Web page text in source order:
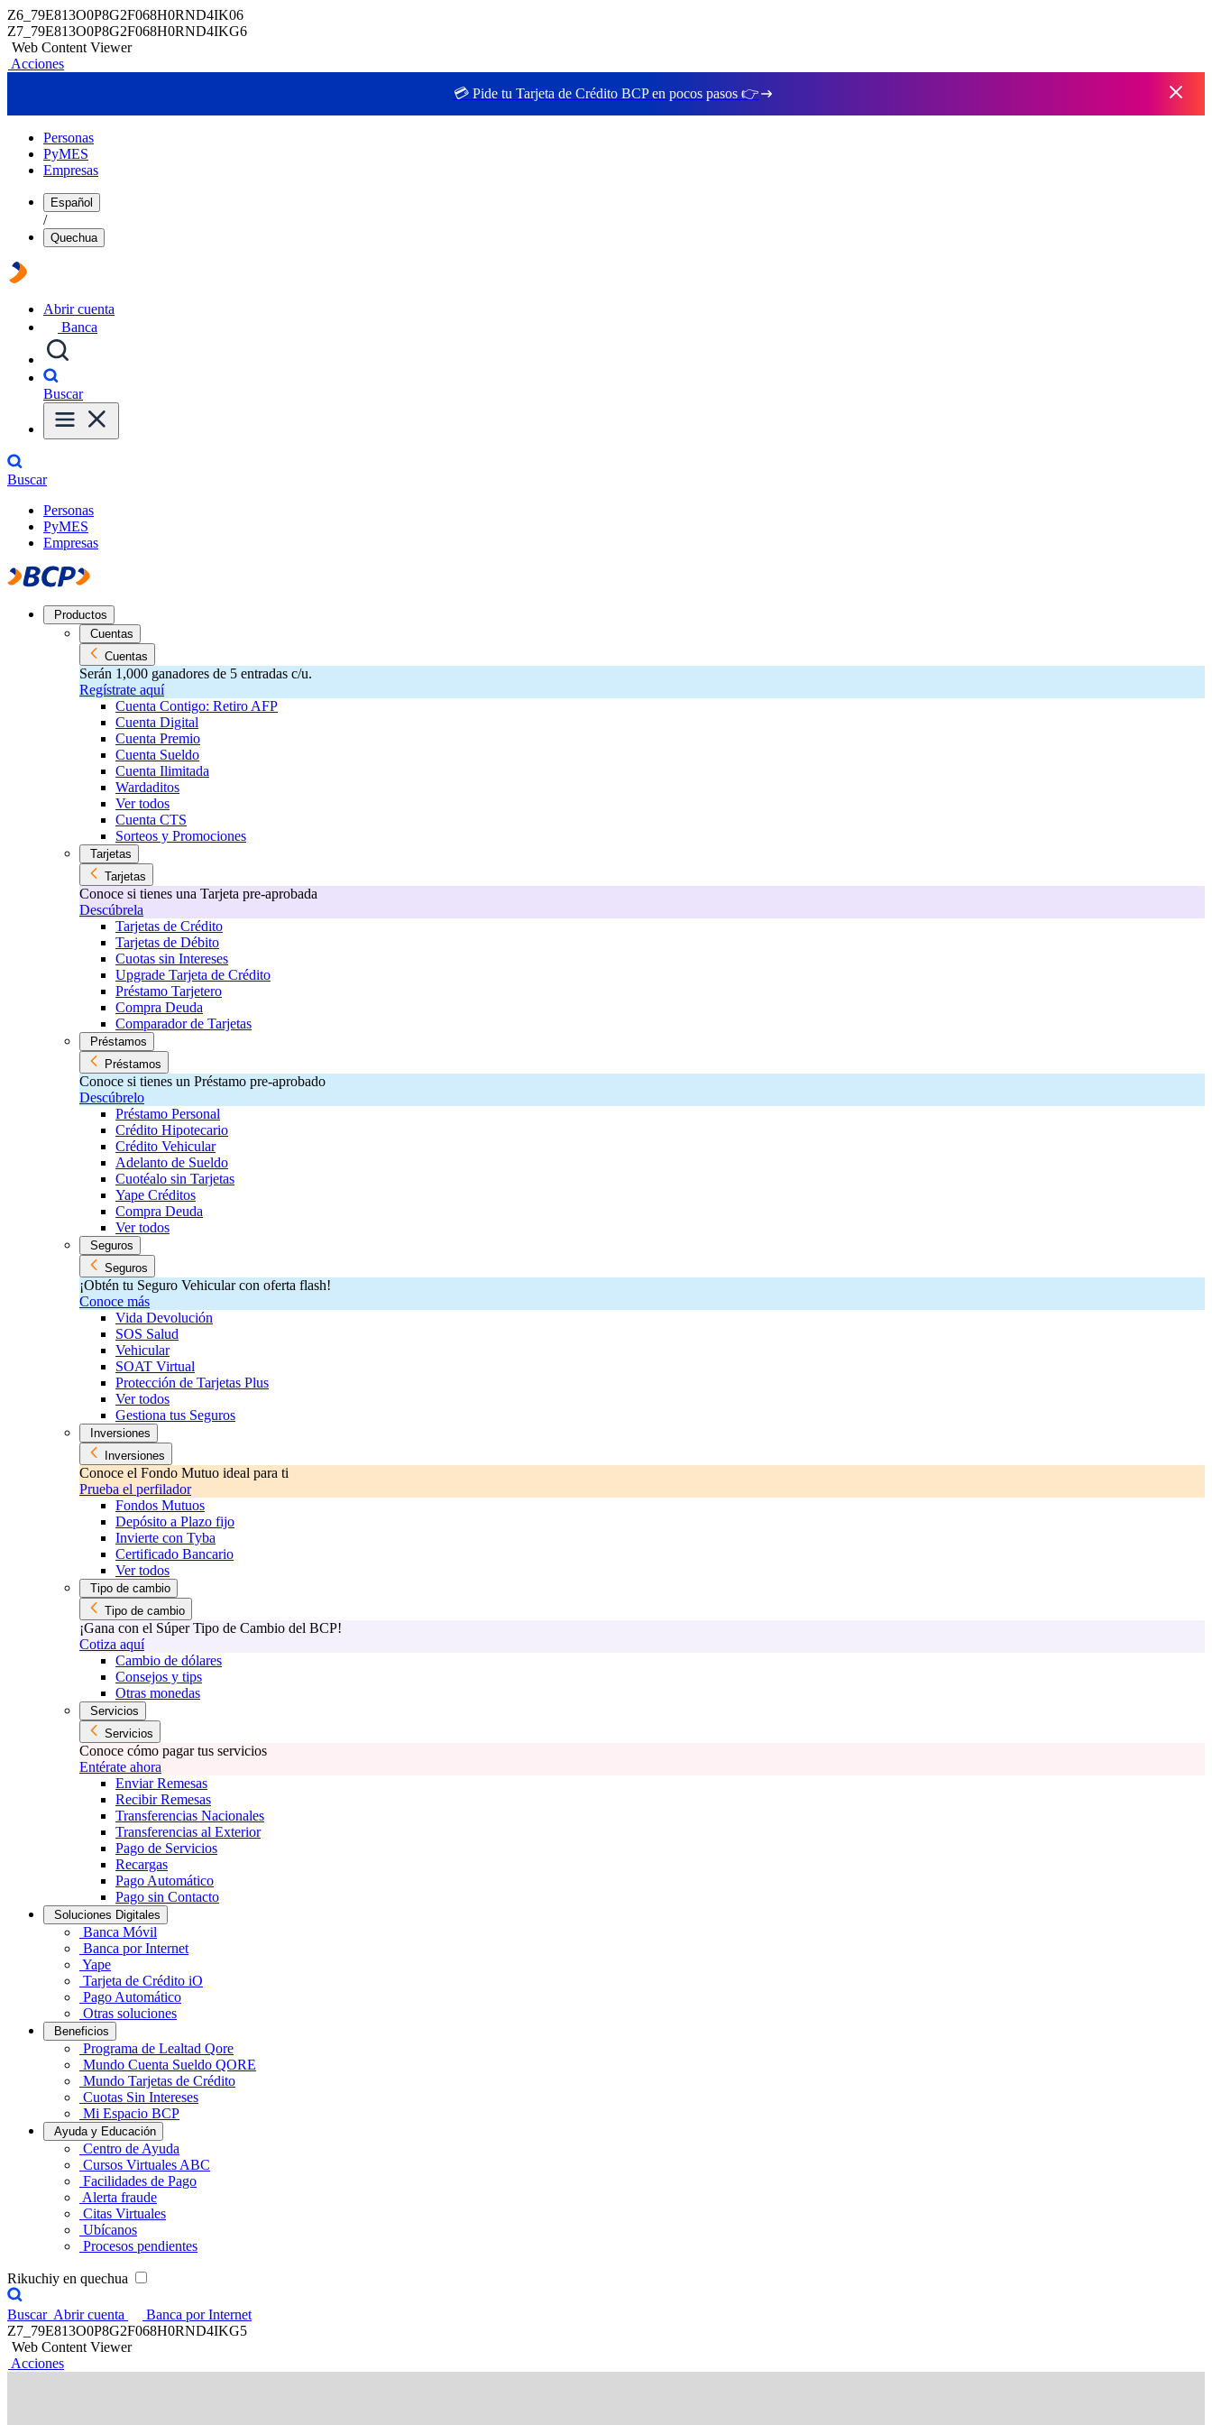
Z6_79E813O0P8G2F068H0RND4IK06
Z7_79E813O0P8G2F068H0RND4IKG6
Web Content Viewer
Acciones
💳 Pide tu Tarjeta de Crédito BCP en pocos pasos 👉
Personas
PyMES
Empresas
Español
/
Quechua
Abrir cuenta
Banca
Buscar
Buscar
Personas
PyMES
Empresas
Productos
Cuentas
Cuentas
Serán 1,000 ganadores de 5 entradas c/u.
Regístrate aquí
Cuenta Contigo: Retiro AFP
Cuenta Digital
Cuenta Premio
Cuenta Sueldo
Cuenta Ilimitada
Wardaditos
Ver todos
Cuenta CTS
Sorteos y Promociones
Tarjetas
Tarjetas
Conoce si tienes una Tarjeta pre-aprobada
Descúbrela
Tarjetas de Crédito
Tarjetas de Débito
Cuotas sin Intereses
Upgrade Tarjeta de Crédito
Préstamo Tarjetero
Compra Deuda
Comparador de Tarjetas
Préstamos
Préstamos
Conoce si tienes un Préstamo pre-aprobado
Descúbrelo
Préstamo Personal
Crédito Hipotecario
Crédito Vehicular
Adelanto de Sueldo
Cuotéalo sin Tarjetas
Yape Créditos
Compra Deuda
Ver todos
Seguros
Seguros
¡Obtén tu Seguro Vehicular con oferta flash!
Conoce más
Vida Devolución
SOS Salud
Vehicular
SOAT Virtual
Protección de Tarjetas Plus
Ver todos
Gestiona tus Seguros
Inversiones
Inversiones
Conoce el Fondo Mutuo ideal para ti
Prueba el perfilador
Fondos Mutuos
Depósito a Plazo fijo
Invierte con Tyba
Certificado Bancario
Ver todos
Tipo de cambio
Tipo de cambio
¡Gana con el Súper Tipo de Cambio del BCP!
Cotiza aquí
Cambio de dólares
Consejos y tips
Otras monedas
Servicios
Servicios
Conoce cómo pagar tus servicios
Entérate ahora
Enviar Remesas
Recibir Remesas
Transferencias Nacionales
Transferencias al Exterior
Pago de Servicios
Recargas
Pago Automático
Pago sin Contacto
Soluciones Digitales
Banca Móvil
Banca por Internet
Yape
Tarjeta de Crédito iO
Pago Automático
Otras soluciones
Beneficios
Programa de Lealtad Qore
Mundo Cuenta Sueldo QORE
Mundo Tarjetas de Crédito
Cuotas Sin Intereses
Mi Espacio BCP
Ayuda y Educación
Centro de Ayuda
Cursos Virtuales ABC
Facilidades de Pago
Alerta fraude
Citas Virtuales
Ubícanos
Procesos pendientes
Rikuchiy en quechua
Buscar Abrir cuenta
Banca por Internet
Z7_79E813O0P8G2F068H0RND4IKG5
Web Content Viewer
Acciones